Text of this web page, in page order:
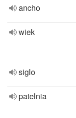
ancho
wiek
siglo
patelnia